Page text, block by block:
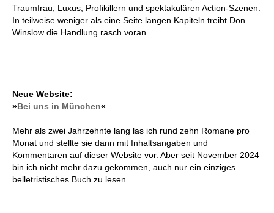
Traumfrau, Luxus, Profikillern und spektakulären Action-Szenen.
In teilweise weniger als eine Seite langen Kapiteln treibt Don
Winslow die Handlung rasch voran.
Neue Website:
»Bei uns in München«
Mehr als zwei Jahrzehnte lang las ich rund zehn Romane pro
Monat und stellte sie dann mit Inhaltsangaben und
Kommentaren auf dieser Website vor. Aber seit November 2024
bin ich nicht mehr dazu gekommen, auch nur ein einziges
belletristisches Buch zu lesen.